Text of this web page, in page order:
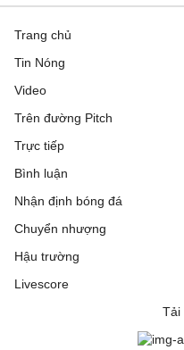
Trang chủ
Tin Nóng
Video
Trên đường Pitch
Trực tiếp
Bình luận
Nhận định bóng đá
Chuyển nhượng
Hậu trường
Livescore
Tải